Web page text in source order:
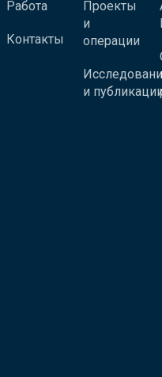
Работа
Контакты
Проекты
и
операции
и